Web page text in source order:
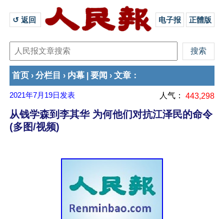
↺ 返回 电子报 正體版
首页 › 分栏目 › 内幕 要闻 › 文章 ：
2021年7月19日 发表 人气： 443,298
从钱学森到李其华 为何他们对抗江泽民的命令
(多图/视频)